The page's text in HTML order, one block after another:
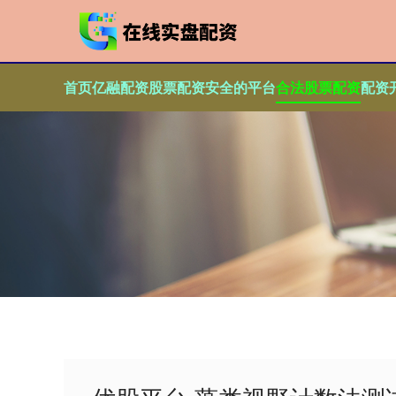
首页亿融配资股票配资安全的平台合法股票配资配资